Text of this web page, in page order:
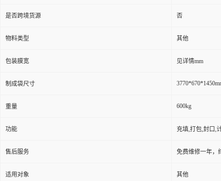
是否跨境货源 否
物料类型 其他
包装膜宽 见详情mm
制成袋尺寸
重量 600kg
功能 充填,打包,封口,
售后服务 免费维修一年，
适用对象 其他